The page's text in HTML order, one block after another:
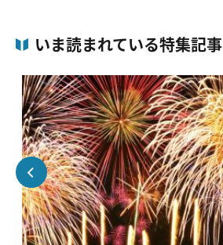
いま読まれている特集記事